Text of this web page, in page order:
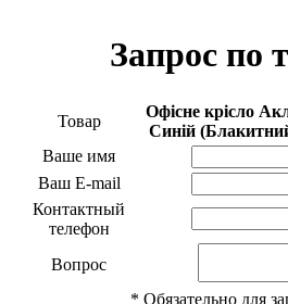
Запрос по
Товар
Офісне крісло
Синій
Ваше имя
Ваш E-mail
Контактный
телефон
Вопрос
* Обязательно для